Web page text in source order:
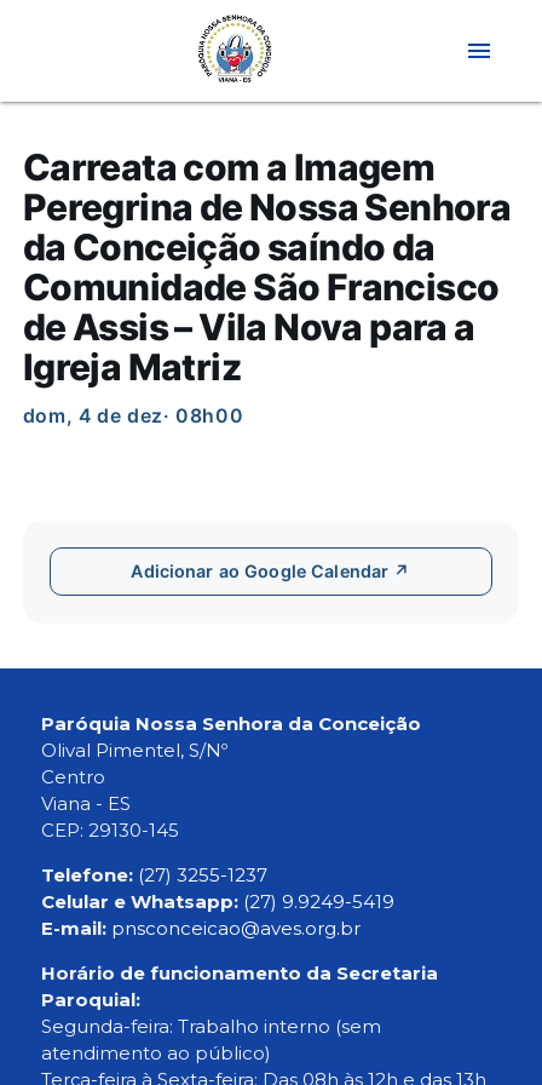
menu
Carreata com a Imagem
Peregrina de Nossa Senhora
da Conceição saíndo da
Comunidade São Francisco
de Assis – Vila Nova para a
Igreja Matriz
dom, 4 de dez· 08h00
Adicionar ao Google Calendar ↗
Paróquia Nossa Senhora da Conceição
Olival Pimentel, S/Nº
Centro
Viana - ES
CEP: 29130-145
Telefone: (27) 3255-1237
Celular e Whatsapp: (27) 9.9249-5419
E-mail: pnsconceicao@aves.org.br
Horário de funcionamento da Secretaria
Paroquial:
Segunda-feira: Trabalho interno (sem
atendimento ao público)
Terça-feira à Sexta-feira: Das 08h às 12h e das 13h